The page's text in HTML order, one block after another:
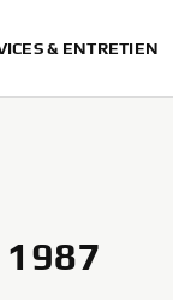
& ENTRETIEN
1987